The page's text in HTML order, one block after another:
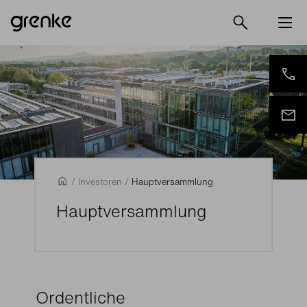
/ Investoren / Hauptversammlung
Hauptversammlung
Ordentliche